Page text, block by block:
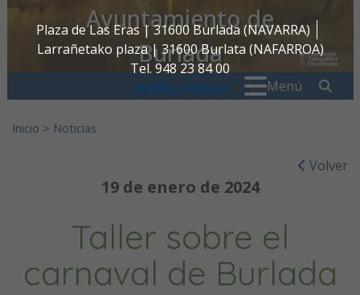
Plaza de Las Eras | 31600 Burlada (NAVARRA)
Larrañetako plaza | 31600 Burlata (NAFARROA)
Tel. 948 23 84 00
oac@burlada.es
Ayuntamiento de
Burlada
Menú
Inicio > Noticias
Volver
19 de enero de 2024
Taller sobre el
carnaval de Burlada